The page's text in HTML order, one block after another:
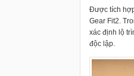
Được tích
Gear Fit2.
xác định lộ
độc lập.